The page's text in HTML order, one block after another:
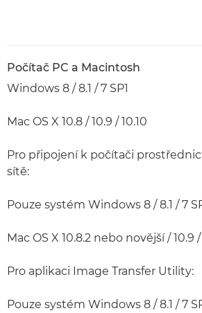
Počítač PC a Macintosh
Windows 8 / 8.1 / 7 SP1
Mac OS X 10.8 / 10.9 / 10.10
Pro připojení k počítači
sítě:
Pouze systém Windows 8 / 8.1 / 7
Mac OS X 10.8.2 nebo novější / 10.9 /
Pro aplikaci Image Transfer Utility:
Pouze systém Windows 8 / 8.1 / 7